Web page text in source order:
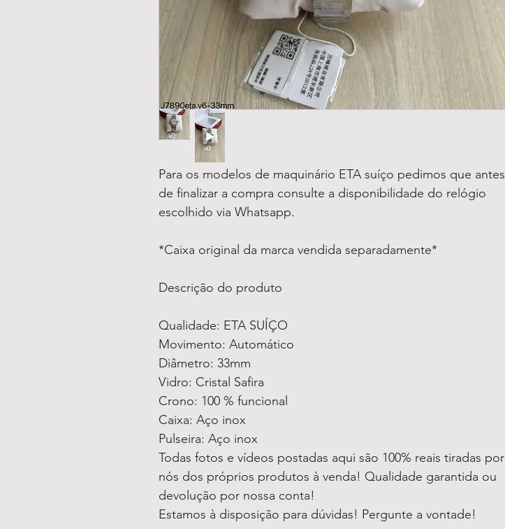
Para os modelos de maquinário ETA suíço pedimos que antes
de finalizar a compra consulte a disponibilidade do relógio
escolhido via Whatsapp.
*Caixa original da marca vendida separadamente*
Descrição do produto
Qualidade: ETA SUÍÇO
Movimento: Automático
Diâmetro: 33mm
Vidro: Cristal Safira
Crono: 100 % funcional
Caixa: Aço inox
Pulseira: Aço inox
Todas fotos e vídeos postadas aqui são 100% reais tiradas por
nós dos próprios produtos à venda! Qualidade garantida ou
devolução por nossa conta!
Estamos à disposição para dúvidas! Pergunte a vontade!